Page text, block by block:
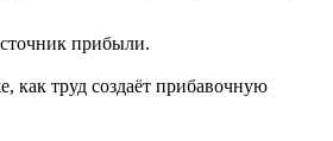
прибыли.
как труд создаёт прибавочную